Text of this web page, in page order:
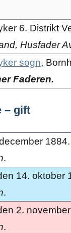
6. Distrikt
Husfader
sogn,
Faderen.
– gift
1884.
.
14. oktober
.
2.
.